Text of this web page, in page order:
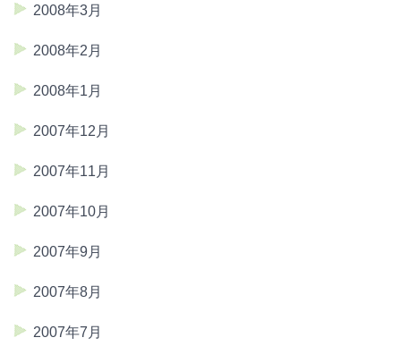
2008年3月
2008年2月
2008年1月
2007年12月
2007年11月
2007年10月
2007年9月
2007年8月
2007年7月